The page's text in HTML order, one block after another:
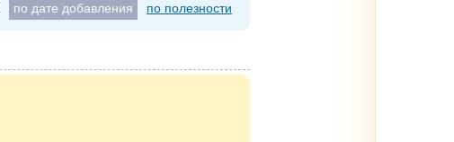
по дате добавления по полезности